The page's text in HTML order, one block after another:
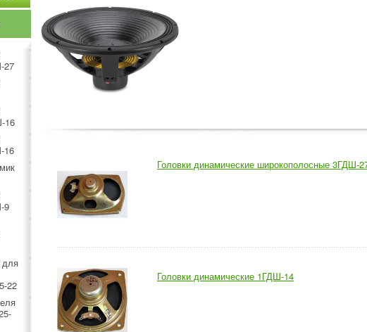
Головки динамические широкополосные 3ГДШ-
Головки динамические 1ГДШ-14
27
16
16
9
для
22